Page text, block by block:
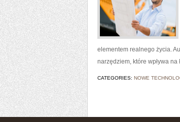
elementem realnego życia.
narzędziem, które wpływa
CATEGORIES: NOWE